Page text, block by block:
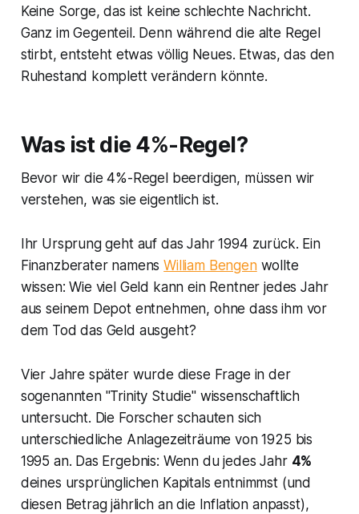
Keine Sorge, das ist keine schlechte Nachricht.
Ganz im Gegenteil. Denn während die alte Regel
stirbt, entsteht etwas völlig Neues. Etwas, das den
Ruhestand komplett verändern könnte.
Was ist die 4%-Regel?
Bevor wir die 4%-Regel beerdigen, müssen wir
verstehen, was sie eigentlich ist.
Ihr Ursprung geht auf das Jahr 1994 zurück. Ein
Finanzberater namensWilliam Bengenwollte
wissen: Wie viel Geld kann ein Rentner jedes Jahr
aus seinem Depot entnehmen, ohne dass ihm vor
dem Tod das Geld ausgeht?
Vier Jahre später wurde diese Frage in der
sogenannten "Trinity Studie" wissenschaftlich
untersucht. Die Forscher schauten sich
unterschiedliche Anlagezeiträume von 1925 bis
1995 an. Das Ergebnis: Wenn du jedes Jahr 4%
deines ursprünglichen Kapitals entnimmst (und
diesen Betrag jährlich an die Inflation anpasst),